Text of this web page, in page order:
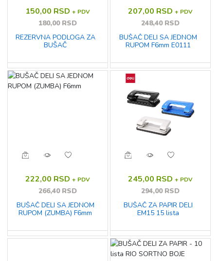
150,00 RSD + PDV
180,00 RSD
REZERVNA PODLOGA ZA
BUŠAČ
207,00 RSD + PDV
248,40 RSD
BUŠAČ DELI SA JEDNOM
RUPOM F6mm E0111
222,00 RSD + PDV
266,40 RSD
BUŠAČ DELI SA JEDNOM
RUPOM (ZUMBA) F6mm
245,00 RSD + PDV
294,00 RSD
BUŠAČ ZA PAPIR DELI
EM15 15 lista